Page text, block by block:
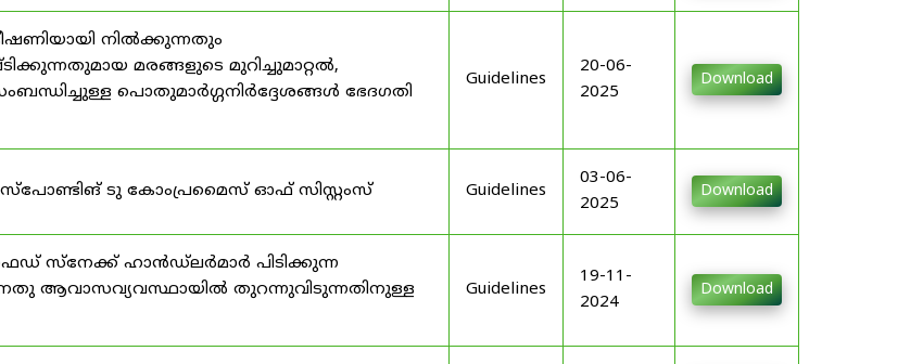
നിൽക്കുന്നതും
മരങ്ങളുടെ മുറിച്ചുമാറ്റൽ,
പൊതുമാർഗ്ഗനിർദ്ദേശങ്ങൾ ഭേദഗതി
Guidelines
20-06-
2025
Download
ടു കോംപ്രമൈസ് ഓഫ് സിസ്റ്റംസ് Guidelines
03-06-
2025
Download
സ്നേക്ക് ഹാൻഡ്‌ലർമാർ പിടിക്കുന്ന
ആവാസവ്യവസ്ഥായിൽ തുറന്നുവിടുന്നതിനുള്ള
Guidelines
19-11-
2024
Download